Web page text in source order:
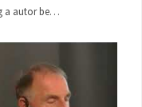
a autor be…